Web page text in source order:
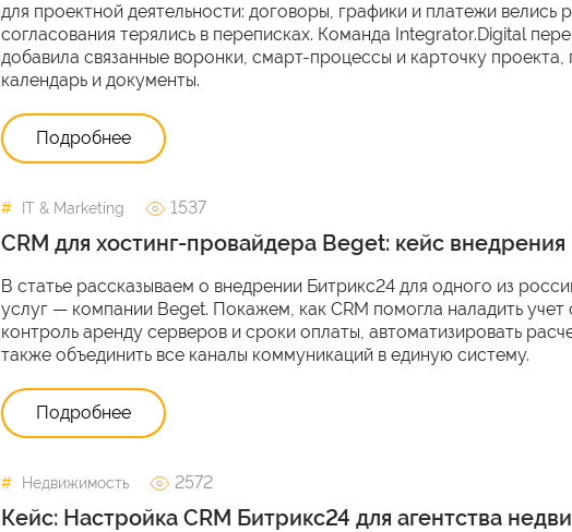
для проектной деятельности: договоры, графики и платежи велись
согласования терялись в переписках. Команда Integrator.Digital
добавила связанные воронки, смарт-процессы и карточку
календарь и документы.
Подробнее
IT & Marketing 1537
CRM для хостинг-провайдера Beget: кейс
В статье рассказываем о внедрении Битрикс24 для одного из
услуг — компании Beget. Покажем, как CRM помогла наладить учет
контроль аренду серверов и сроки оплаты, автоматизировать
также объединить все каналы коммуникаций в единую систему.
Подробнее
Недвижимость 2572
Кейс: Настройка CRM Битрикс24 для агентства